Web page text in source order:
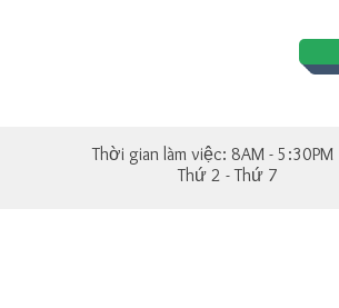
Thời gian làm việc: 8AM - 5:30PM
Thứ 2 - Thứ 7